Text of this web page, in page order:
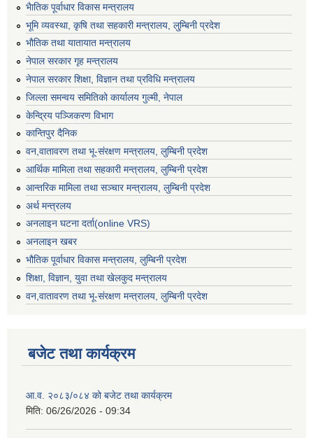
भैातिक पूर्वाधार विकास मन्त्रालय
भूमि व्यवस्था, कृषि तथा सहकारी मन्त्रालय, लु्म्बिनी प्रदेश
भाैतिक तथा यातायात मन्त्रालय
नेपाल सरकार गृह मन्त्रालय
नेपाल सरकार शिक्षा, विज्ञान तथा प्रविधि मन्त्रालय
जिल्ला समन्वय समितिको कार्यालय गुल्मी, नेपाल
केन्द्रिय पञ्जिकरण विभाग
कान्तिपुर दैनिक
वन,वातावरण तथा भू-संरक्षण मन्त्रालय, लुम्बिनी प्रदेश
आर्थिक मामिला तथा सहकारी मन्त्रालय, लुम्बिनी प्रदेश
आन्तरिक मामिला तथा सञ्चार मन्त्रालय, लुम्बिनी प्रदेश
अर्थ मन्त्रलय
अनलाइन घटना दर्ता(online VRS)
अनलाइन खबर
भौतिक पूर्वाधार विकास मन्त्रालय, लुम्बिनी प्रदेश
शिक्षा, विज्ञान, युवा तथा खेलकुद मन्‍‍त्रालय
वन,वातावरण तथा भू-संरक्षण मन्त्रालय, लुम्बिनी प्रदेश
बजेट तथा कार्यक्रम
आ.व. २०८३/०८४ को बजेट तथा कार्यक्रम
मिति: 06/26/2026 - 09:34